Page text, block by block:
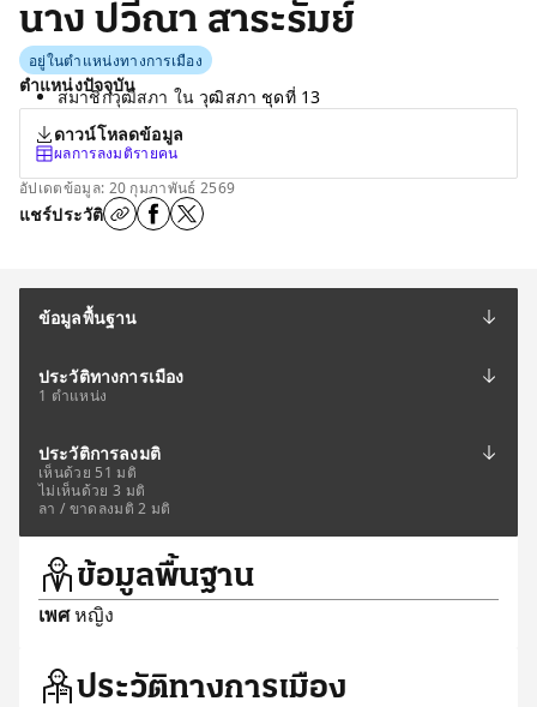
นาง ปวีณา สาระรัมย์
อยู่ในตำแหน่งทางการเมือง
ตำแหน่งปัจจุบัน
สมาชิกวุฒิสภา ในวุฒิสภา ชุดที่ 13
ดาวน์โหลดข้อมูล
ผลการลงมติรายคน
อัปเดตข้อมูล: 20 กุมภาพันธ์ 2569
แชร์ประวัติ
ข้อมูลพื้นฐาน
ประวัติทางการเมือง
1 ตำแหน่ง
ประวัติการลงมติ
เห็นด้วย 51 มติ
ไม่เห็นด้วย 3 มติ
ลา / ขาดลงมติ 2 มติ
ข้อมูลพื้นฐาน
เพศหญิง
ประวัติทางการเมือง